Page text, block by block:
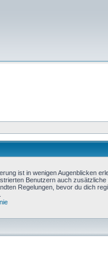
ist in wenigen Augenblicken
Benutzern auch zusätzliche
Regelungen, bevor du dich